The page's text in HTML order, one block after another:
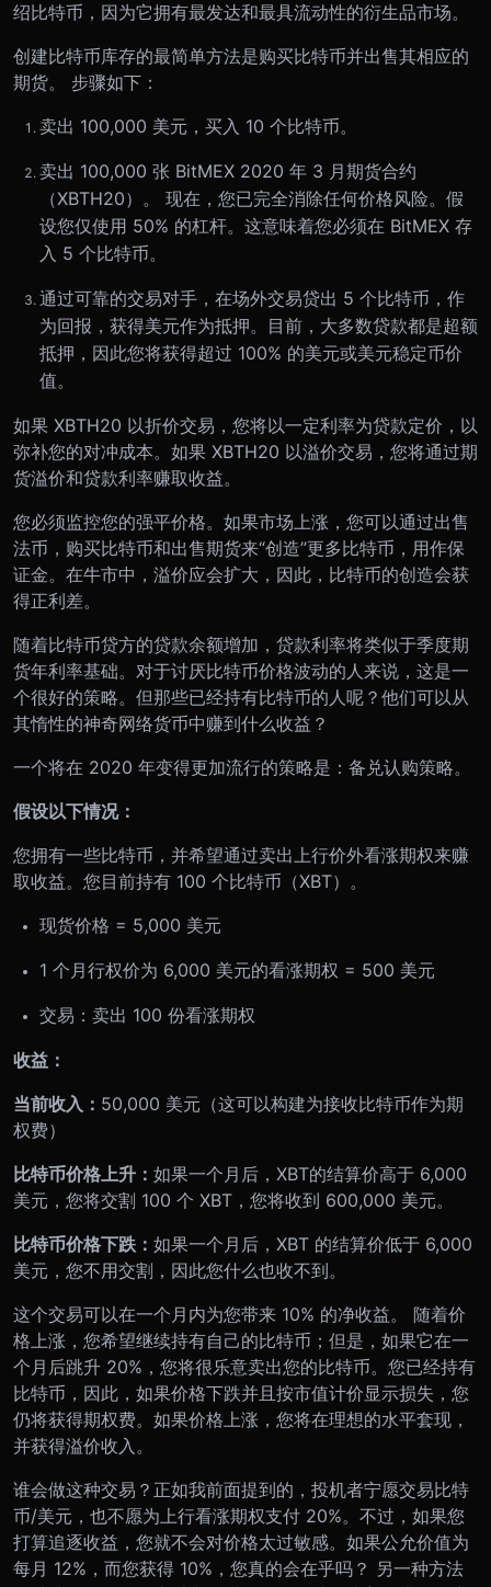
绍比特币，因为它拥有最发达和最具流动性的衍生品市场。
创建比特币库存的最简单方法是购买比特币并出售其相应的
期货。 步骤如下：
卖出 100,000 美元，买入 10 个比特币。
卖出 100,000 张 BitMEX 2020 年 3 月期货合约
（XBTH20）。 现在，您已完全消除任何价格风险。假
设您仅使用 50% 的杠杆。这意味着您必须在 BitMEX 存
入 5 个比特币。
通过可靠的交易对手，在场外交易贷出 5 个比特币，作
为回报，获得美元作为抵押。目前，大多数贷款都是超额
抵押，因此您将获得超过 100% 的美元或美元稳定币价
值。
如果 XBTH20 以折价交易，您将以一定利率为贷款定价，以
弥补您的对冲成本。如果 XBTH20 以溢价交易，您将通过期
货溢价和贷款利率赚取收益。
您必须监控您的强平价格。如果市场上涨，您可以通过出售
法币，购买比特币和出售期货来“创造”更多比特币，用作保
证金。在牛市中，溢价应会扩大，因此，比特币的创造会获
得正利差。
随着比特币贷方的贷款余额增加，贷款利率将类似于季度期
货年利率基础。对于讨厌比特币价格波动的人来说，这是一
个很好的策略。但那些已经持有比特币的人呢？他们可以从
其惰性的神奇网络货币中赚到什么收益？
一个将在 2020 年变得更加流行的策略是：备兑认购策略。
假设以下情况：
您拥有一些比特币，并希望通过卖出上行价外看涨期权来赚
取收益。您目前持有 100 个比特币（XBT）。
现货价格 = 5,000 美元
1 个月行权价为 6,000 美元的看涨期权 = 500 美元
交易：卖出 100 份看涨期权
收益：
当前收入： 50,000 美元（这可以构建为接收比特币作为期
权费）
比特币价格上升： 如果一个月后，XBT的结算价高于 6,000
美元，您将交割 100 个 XBT，您将收到 600,000 美元。
比特币价格下跌： 如果一个月后，XBT 的结算价低于 6,000
美元，您不用交割，因此您什么也收不到。
这个交易可以在一个月内为您带来 10% 的净收益。 随着价
格上涨，您希望继续持有自己的比特币；但是，如果它在一
个月后跳升 20%，您将很乐意卖出您的比特币。您已经持有
比特币，因此，如果价格下跌并且按市值计价显示损失，您
仍将获得期权费。如果价格上涨，您将在理想的水平套现，
并获得溢价收入。
谁会做这种交易？正如我前面提到的，投机者宁愿交易比特
币/美元，也不愿为上行看涨期权支付 20%。不过，如果您
打算追逐收益，您就不会对价格太过敏感。如果公允价值为
每月 12%，而您获得 10%，您真的会在乎吗？ 另一种方法